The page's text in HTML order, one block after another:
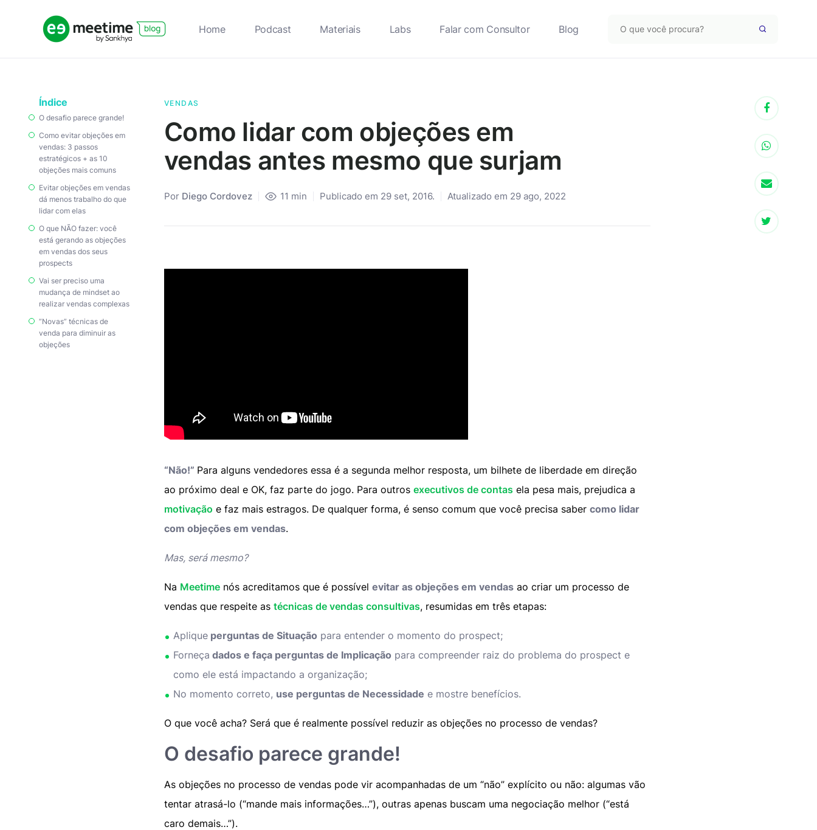
Home Podcast Materiais Labs Falar com Consultor Blog
Índice
O desafio parece grande!
Como evitar objeções em
vendas: 3 passos
estratégicos + as 10
objeções mais comuns
Evitar objeções em vendas
dá menos trabalho do que
lidar com elas
O que NÃO fazer: você
está gerando as objeções
em vendas dos seus
prospects
Vai ser preciso uma
mudança de mindset ao
realizar vendas complexas
“Novas” técnicas de
venda para diminuir as
objeções
VENDAS
Como lidar com objeções em
vendas antes mesmo que surjam
Por Diego Cordovez 11 min Publicado em 29 set, 2016. Atualizado em 29 ago, 2022
“Não!” Para alguns vendedores essa é a segunda melhor resposta, um bilhete de liberdade em direção
ao próximo deal e OK, faz parte do jogo. Para outros executivos de contas ela pesa mais, prejudica a
motivação e faz mais estragos. De qualquer forma, é senso comum que você precisa saber como lidar
com objeções em vendas.
Mas, será mesmo?
Na Meetimenós acreditamos que é possível evitar as objeções em vendasao criar um processo de
vendas que respeite as técnicas de vendas consultivas, resumidas em três etapas:
Apliqueperguntas de Situaçãopara entender o momento do prospect;
Forneça dados e faça perguntas de Implicaçãopara compreender raiz do problema do prospect e
como ele está impactando a organização;
No momento correto, use perguntas de Necessidade e mostre benefícios.
O que você acha? Será que é realmente possível reduzir as objeções no processo de vendas?
O desafio parece grande!
As objeções no processo de vendas pode vir acompanhadas de um “não” explícito ou não: algumas vão
tentar atrasá-lo (“mande mais informações…”), outras apenas buscam uma negociação melhor (“está
caro demais…”).